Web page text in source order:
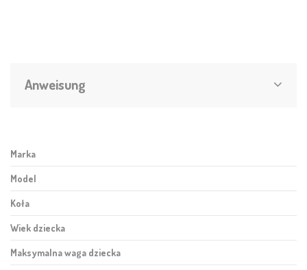
Anweisung
Marka
Model
Koła
Wiek dziecka
Maksymalna waga dziecka